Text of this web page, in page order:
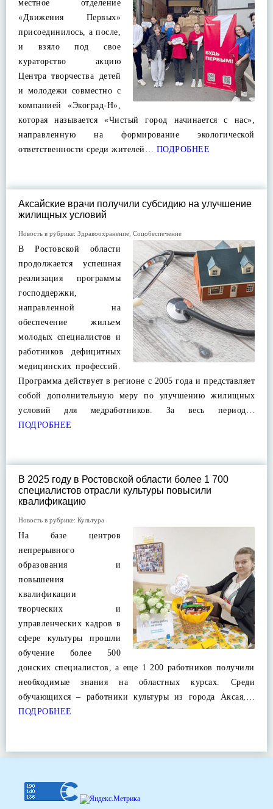
местное отделение
«Движения Первых»
присоединилось, а после,
и взяло под свое
кураторство акцию
Центра творчества детей
и молодежи совместно с
компанией «Экоград-Н»,
которая называется «Чистый город начинается с нас»,
направленную на формирование экологической
ответственности среди жителей… ПОДРОБНЕЕ
Аксайские врачи получили субсидию на улучшение
жилищных условий
Новость в рубрике: Здравоохранение Соцобеспечение
В Ростовской области
продолжается успешная
реализация программы
господдержки,
направленной на
обеспечение жильем
молодых специалистов и
работников дефицитных
медицинских профессий.
Программа действует в регионе с 2005 года и представляет
собой дополнительную меру по улучшению жилищных
условий для медработников. За весь период…
ПОДРОБНЕЕ
В 2025 году в Ростовской области более 1 700
специалистов отрасли культуры повысили
квалификацию
Новость в рубрике: Культура
На базе центров
непрерывного
образования и
повышения
квалификации
творческих и
управленческих кадров в
сфере культуры прошли
обучение более 500
донских специалистов, а еще 1 200 работников получили
необходимые знания на областных курсах. Среди
обучающихся – работники культуры из города Аксая,…
ПОДРОБНЕЕ